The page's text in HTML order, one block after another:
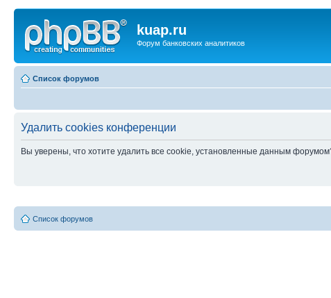
kuap.ru
Форум банковских аналитиков
Список форумов
Удалить cookies конференции
Вы уверены, что хотите удалить все cookie, установленные данным
Список форумов